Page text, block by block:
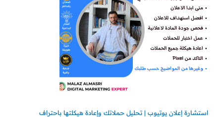
استشارة إعلان يوتيوب | تحليل حملاتك وإعادة هيكلتها باحتراف